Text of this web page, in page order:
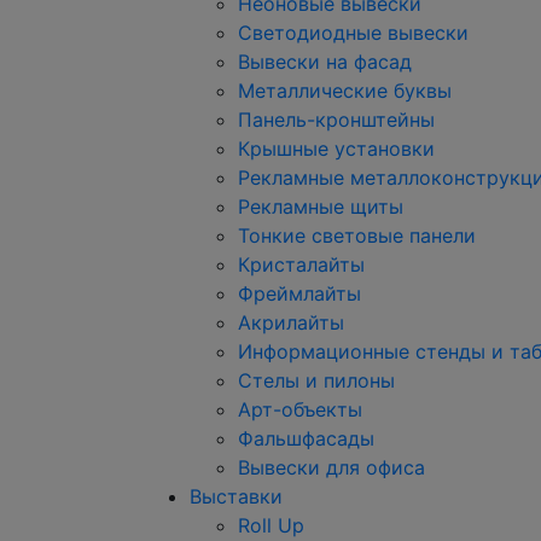
Светодиодные вывески
Вывески на фасад
Металлические буквы
Панель-кронштейны
Крышные установки
Рекламные
Рекламные щиты
Тонкие световые панели
Кристалайты
Фреймлайты
Акрилайты
Информационные стенды и
Стелы и пилоны
Арт-объекты
Фальшфасады
Вывески для офиса
Выставки
Roll Up